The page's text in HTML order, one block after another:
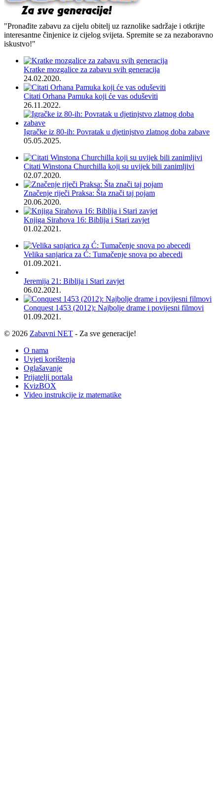
"Pronađite zabavu za cijelu obitelj uz raznolike sadržaje i otkrijte
interesantne činjenice iz cijelog svijeta. Spremite se za nezaboravno
iskustvo!"
Kratke mozgalice za zabavu svih generacija
24.02.2020.
Citati Orhana Pamuka koji će vas oduševiti
26.11.2022.
Igračke iz 80-ih: Povratak u djetinjstvo zlatnog doba zabave
05.05.2025.
Citati Winstona Churchilla koji su uvijek bili zanimljivi
02.07.2020.
Značenje riječi Praksa: Šta znači taj pojam
20.06.2020.
Knjiga Sirahova 16: Biblija i Stari zavjet
01.02.2021.
Velika sanjarica za Ć: Tumačenje snova po abecedi
01.09.2021.
Jeremija 21: Biblija i Stari zavjet
06.02.2021.
Conquest 1453 (2012): Najbolje drame i povijesni filmovi
01.09.2021.
© 2026 Zabavni NET - Za sve generacije!
O nama
Uvjeti korištenja
Oglašavanje
Prijatelji portala
KvizBOX
Video instrukcije iz matematike